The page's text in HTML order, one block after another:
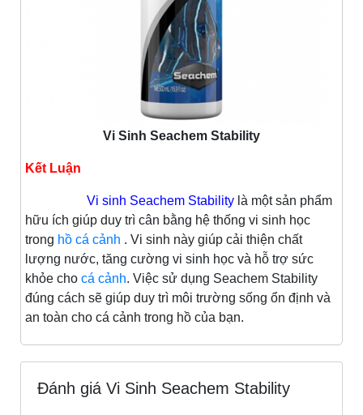
Vi Sinh Seachem Stability
Kết Luận
Vi sinh Seachem Stability là một sản phẩm
hữu ích giúp duy trì cân bằng hệ thống vi sinh học
trong hồ cá cảnh . Vi sinh này giúp cải thiện chất
lượng nước, tăng cường vi sinh học và hỗ trợ sức
khỏe cho cá cảnh. Việc sử dụng Seachem Stability
đúng cách sẽ giúp duy trì môi trường sống ổn định và
an toàn cho cá cảnh trong hồ của bạn.
Đánh giá Vi Sinh Seachem Stability